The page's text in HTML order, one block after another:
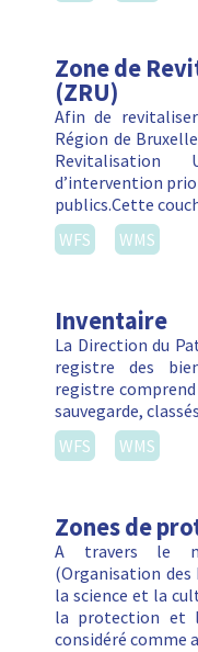
Zone de
(ZRU)
Afin de
Région de
Revitalisation
d’intervention
publics.Cette
WFS
WMS
Inventaire
La Direction du
registre des
registre
sauvegarde,
WFS
WMS
Zones de
A travers le
(Organisation des
la science et la
la protection et
considéré comme